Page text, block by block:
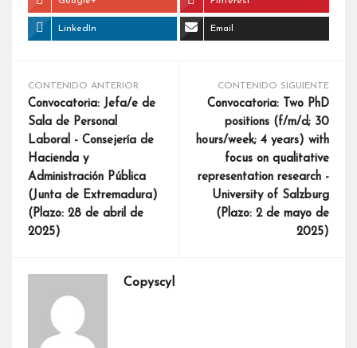
LinkedIn Email
CONTENIDO ANTERIOR
Convocatoria: Jefa/e de
Sala de Personal
Laboral - Consejería de
Hacienda y
Administración Pública
(Junta de Extremadura)
(Plazo: 28 de abril de
2025)
CONTENIDO SIGUIENTE
Convocatoria: Two PhD
positions (f/m/d; 30
hours/week; 4 years) with
focus on qualitative
representation research -
University of Salzburg
(Plazo: 2 de mayo de
2025)
Copyscyl